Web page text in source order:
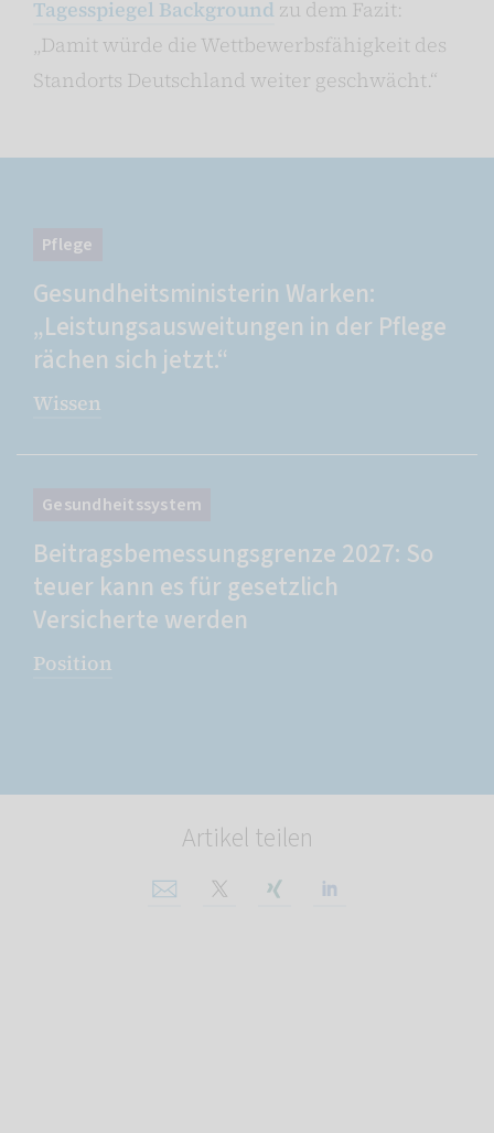
Tagesspiegel Background zu dem Fazit:
„Damit würde die Wettbewerbsfähigkeit des
Standorts Deutschland weiter geschwächt.“
Pflege
Gesundheitsministerin Warken:
„Leistungsausweitungen in der Pflege
rächen sich jetzt.“
Wissen
Gesundheitssystem
Beitragsbemessungsgrenze 2027: So
teuer kann es für gesetzlich
Versicherte werden
Position
Artikel teilen
Per E-Mail teilen
Auf X teilenAuf Xing teilen
Auf Linkedin